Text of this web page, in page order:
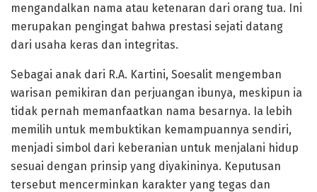
mengandalkan nama atau ketenaran dari orang tua. Ini
merupakan pengingat bahwa prestasi sejati datang
dari usaha keras dan integritas.
Sebagai anak dari R.A. Kartini, Soesalit mengemban
warisan pemikiran dan perjuangan ibunya, meskipun ia
tidak pernah memanfaatkan nama besarnya. Ia lebih
memilih untuk membuktikan kemampuannya sendiri,
menjadi simbol dari keberanian untuk menjalani hidup
sesuai dengan prinsip yang diyakininya. Keputusan
tersebut mencerminkan karakter yang tegas dan